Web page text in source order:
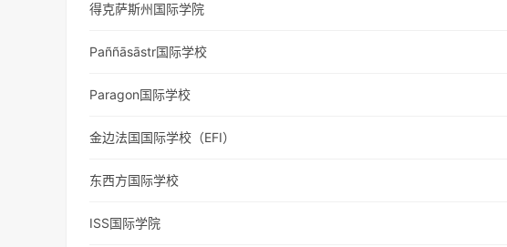
得克萨斯州国际学院
Paññāsāstr国际学校
Paragon国际学校
金边法国国际学校（EFI）
东西方国际学校
ISS国际学院